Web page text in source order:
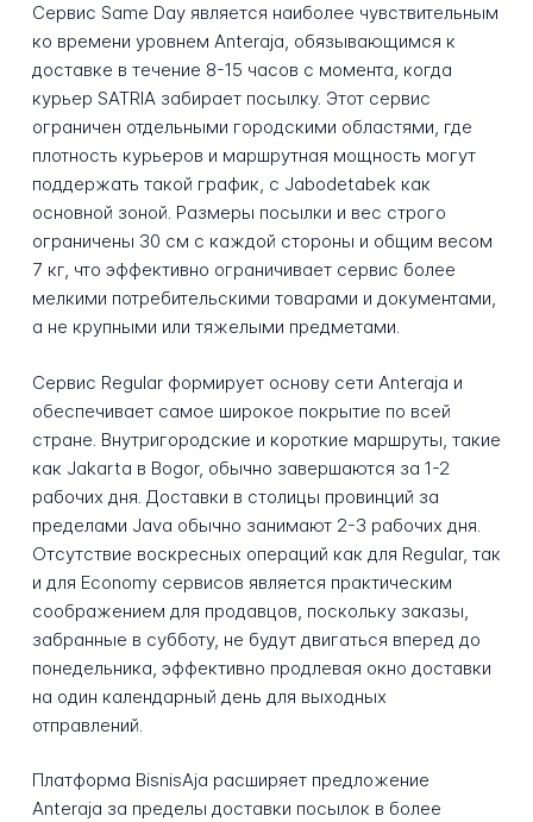
Сервис Same Day является наиболее чувствительным
ко времени уровнем Anteraja, обязывающимся к
доставке в течение 8-15 часов с момента, когда
курьер SATRIA забирает посылку. Этот сервис
ограничен отдельными городскими областями, где
плотность курьеров и маршрутная мощность могут
поддержать такой график, с Jabodetabek как
основной зоной. Размеры посылки и вес строго
ограничены 30 см с каждой стороны и общим весом
7 кг, что эффективно ограничивает сервис более
мелкими потребительскими товарами и документами,
а не крупными или тяжелыми предметами.
Сервис Regular формирует основу сети Anteraja и
обеспечивает самое широкое покрытие по всей
стране. Внутригородские и короткие маршруты, такие
как Jakarta в Bogor, обычно завершаются за 1-2
рабочих дня. Доставки в столицы провинций за
пределами Java обычно занимают 2-3 рабочих дня.
Отсутствие воскресных операций как для Regular, так
и для Economy сервисов является практическим
соображением для продавцов, поскольку заказы,
забранные в субботу, не будут двигаться вперед до
понедельника, эффективно продлевая окно доставки
на один календарный день для выходных
отправлений.
Платформа BisnisAja расширяет предложение
Anteraja за пределы доставки посылок в более